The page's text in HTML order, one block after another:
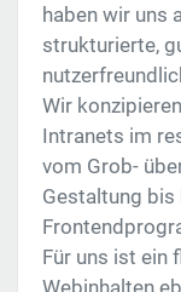
haben wir uns
strukturierte,
Wir
Intranets im
vom Grob-
Gestaltung bis
Für uns ist ein
Webinhalten